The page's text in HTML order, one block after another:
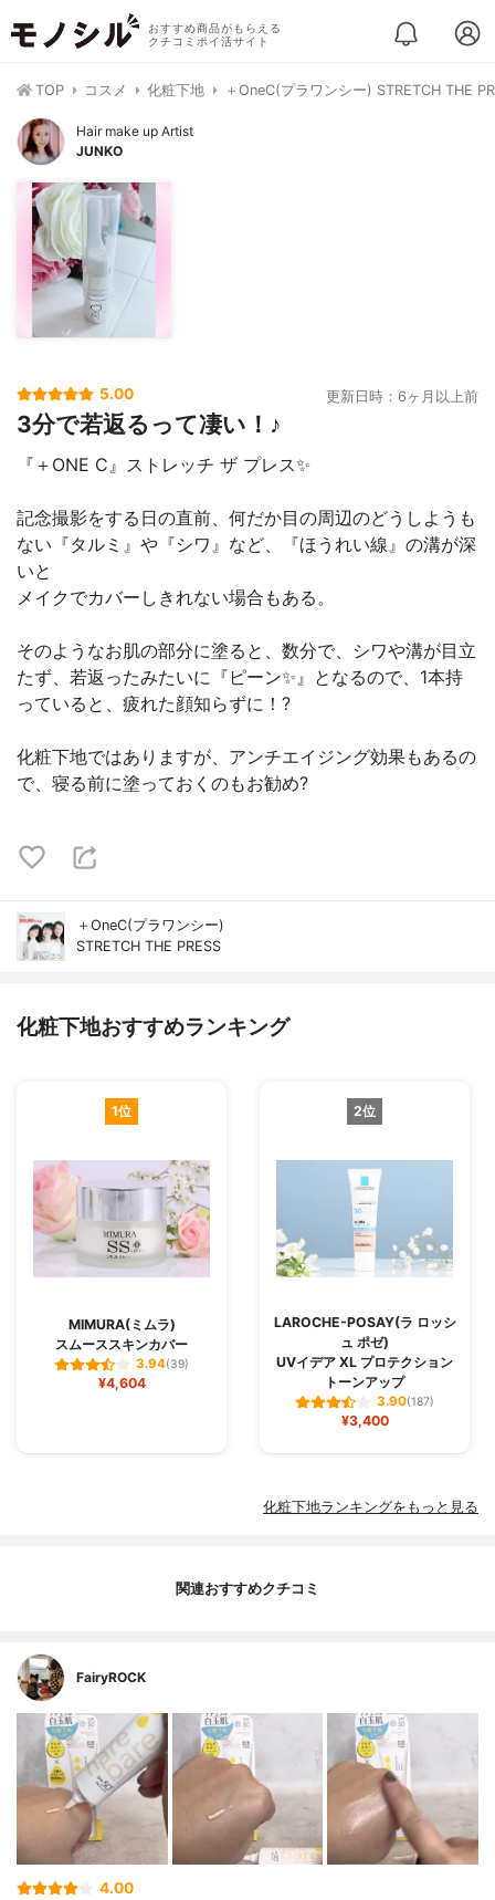
おすすめ商品がもらえる
クチコミポイ活サイト
TOP コスメ 化粧下地 ＋OneC(プラワンシー) STRETCH THE
Hair make up Artist
JUNKO
5.00 更新日時：6ヶ月以上前
3分で若返るって凄い！♪
『＋ONE C』ストレッチ ザ プレス✨
記念撮影をする日の直前、何だか目の周辺のどうしようも
ない『タルミ』や『シワ』など、『ほうれい線』の溝が深
いと
メイクでカバーしきれない場合もある。
そのようなお肌の部分に塗ると、数分で、シワや溝が目立
たず、若返ったみたいに『ピーン✨』となるので、1本持
っていると、疲れた顔知らずに！?
化粧下地ではありますが、アンチエイジング効果もあるの
で、寝る前に塗っておくのもお勧め?
＋OneC(プラワンシー)
STRETCH THE PRESS
化粧下地おすすめランキング
1位
MIMURA(ミムラ)
スムーススキンカバー
3.94(39)
¥4,604
2位
LAROCHE-POSAY(ラ ロッシ
ュ ポゼ)
UVイデア XL プロテクション
トーンアップ
3.90(187)
¥3,400
化粧下地ランキングをもっと見る
関連おすすめクチコミ
FairyROCK
4.00